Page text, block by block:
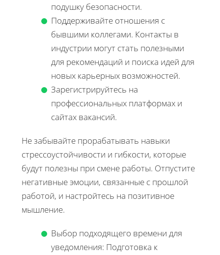
подушку безопасности.
Поддерживайте отношения с
бывшими коллегами. Контакты в
индустрии могут стать полезными
для рекомендаций и поиска идей для
новых карьерных возможностей.
Зарегистрируйтесь на
профессиональных платформах и
сайтах вакансий.
Не забывайте прорабатывать навыки
стрессоустойчивости и гибкости, которые
будут полезны при смене работы. Отпустите
негативные эмоции, связанные с прошлой
работой, и настройтесь на позитивное
мышление.
Выбор подходящего времени для
уведомления: Подготовка к